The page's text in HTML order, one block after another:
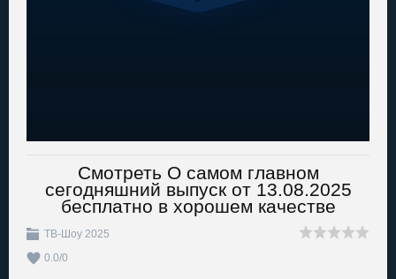
Смотреть О самом главном
сегодняшний выпуск от 13.08.2025
бесплатно в хорошем качестве
ТВ-Шоу 2025
0.0/0